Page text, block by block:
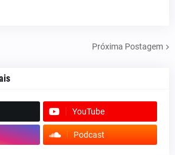
Próxima Postagem
YouTube
Podcast